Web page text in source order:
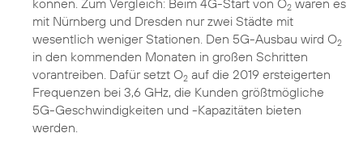
können. Zum Vergleich: Beim 4G-Start von O2 waren es
mit Nürnberg und Dresden nur zwei Städte mit
wesentlich weniger Stationen. Den 5G-Ausbau wird O2
in den kommenden Monaten in großen Schritten
vorantreiben. Dafür setzt O2 auf die 2019 ersteigerten
Frequenzen bei 3,6 GHz, die Kunden größtmögliche
5G-Geschwindigkeiten und -Kapazitäten bieten
werden.